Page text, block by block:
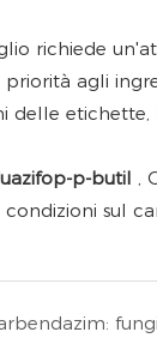
richiede
agli
delle
p-butil ,
sul